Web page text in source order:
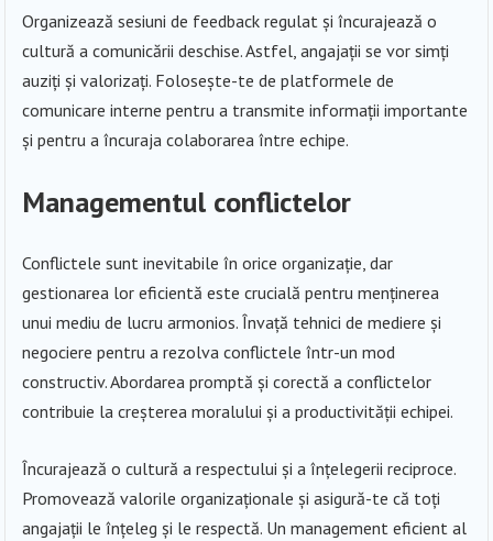
Organizează sesiuni de feedback regulat și încurajează o
cultură a comunicării deschise. Astfel, angajații se vor simți
auziți și valorizați. Folosește-te de platformele de
comunicare interne pentru a transmite informații importante
și pentru a încuraja colaborarea între echipe.
Managementul conflictelor
Conflictele sunt inevitabile în orice organizație, dar
gestionarea lor eficientă este crucială pentru menținerea
unui mediu de lucru armonios. Învață tehnici de mediere și
negociere pentru a rezolva conflictele într-un mod
constructiv. Abordarea promptă și corectă a conflictelor
contribuie la creșterea moralului și a productivității echipei.
Încurajează o cultură a respectului și a înțelegerii reciproce.
Promovează valorile organizaționale și asigură-te că toți
angajații le înțeleg și le respectă. Un management eficient al